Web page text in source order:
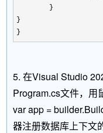
        }
}
}
5. 在Visual Studio
Program.cs文件，用
var app =
器注册数据库上下文